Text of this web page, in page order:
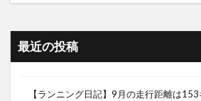
最近の投稿
【ランニング日記】9月の走行距離は